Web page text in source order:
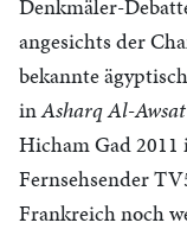
Denkmäler-
angesichts der
bekannte
inAsharq Al-Awsat
Hicham Gad
Fernsehsender
Frankreich noch